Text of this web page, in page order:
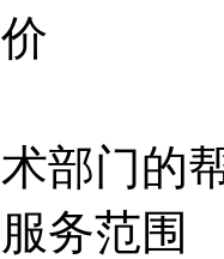
部门的
务范围